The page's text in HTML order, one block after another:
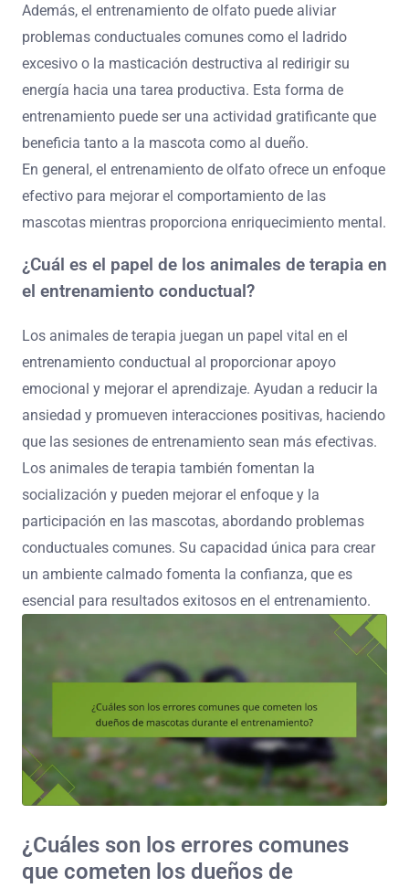
Además, el entrenamiento de olfato puede aliviar
problemas conductuales comunes como el ladrido
excesivo o la masticación destructiva al redirigir su
energía hacia una tarea productiva. Esta forma de
entrenamiento puede ser una actividad gratificante que
beneficia tanto a la mascota como al dueño.
En general, el entrenamiento de olfato ofrece un enfoque
efectivo para mejorar el comportamiento de las
mascotas mientras proporciona enriquecimiento mental.
¿Cuál es el papel de los animales de terapia en
el entrenamiento conductual?
Los animales de terapia juegan un papel vital en el
entrenamiento conductual al proporcionar apoyo
emocional y mejorar el aprendizaje. Ayudan a reducir la
ansiedad y promueven interacciones positivas, haciendo
que las sesiones de entrenamiento sean más efectivas.
Los animales de terapia también fomentan la
socialización y pueden mejorar el enfoque y la
participación en las mascotas, abordando problemas
conductuales comunes. Su capacidad única para crear
un ambiente calmado fomenta la confianza, que es
esencial para resultados exitosos en el entrenamiento.
¿Cuáles son los errores comunes
que cometen los dueños de